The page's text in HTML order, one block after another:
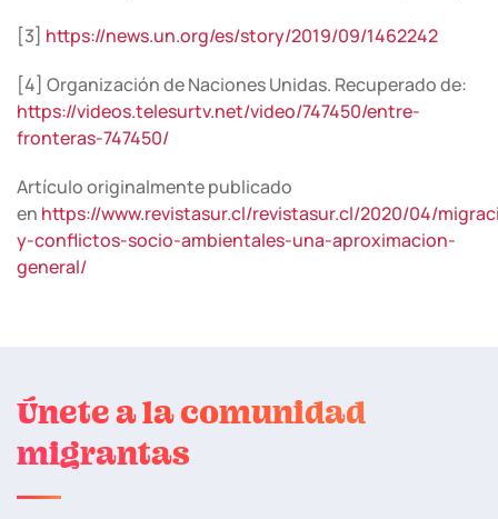
[3] https://news.un.org/es/story/2019/09/1462242
[4] Organización de Naciones Unidas. Recuperado de:
https://videos.telesurtv.net/video/747450/entre-
fronteras-747450/
Artículo originalmente publicado
en https://www.revistasur.cl/revistasur.cl/2020/04/
y-conflictos-socio-ambientales-una-aproximacion-
general/
Únete a la comunidad
migrantas